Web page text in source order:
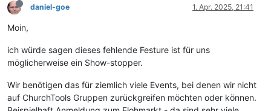
daniel-goe 1. Apr. 2025, 21:41
Moin,
ich würde sagen dieses fehlende Festure ist für uns
möglicherweise ein Show-stopper.
Wir benötigen das für ziemlich viele Events, bei denen wir nicht
auf ChurchTools Gruppen zurückgreifen möchten oder können.